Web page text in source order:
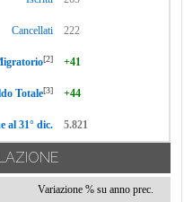
Cancellati 222
[2] +41
Totale[3] +44
al 31° dic. 5.821
Variazione % su anno prec.